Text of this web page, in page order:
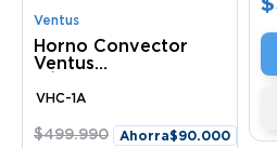
Ventus
Horno Convector
Ventus
VHC-1A Ventus
VHC-1A
$499.990 Ahorra$90.000